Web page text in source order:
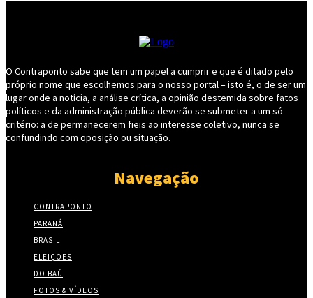
O Contraponto sabe que tem um papel a cumprir e que é ditado pelo
próprio nome que escolhemos para o nosso portal – isto é, o de ser um
lugar onde a notícia, a análise crítica, a opinião destemida sobre fatos
políticos e da administração pública deverão se submeter a um só
critério: a de permanecerem fieis ao interesse coletivo, nunca se
confundindo com oposição ou situação.
Navegação
CONTRAPONTO
PARANÁ
BRASIL
ELEIÇÕES
DO BAÚ
FOTOS & VÍDEOS